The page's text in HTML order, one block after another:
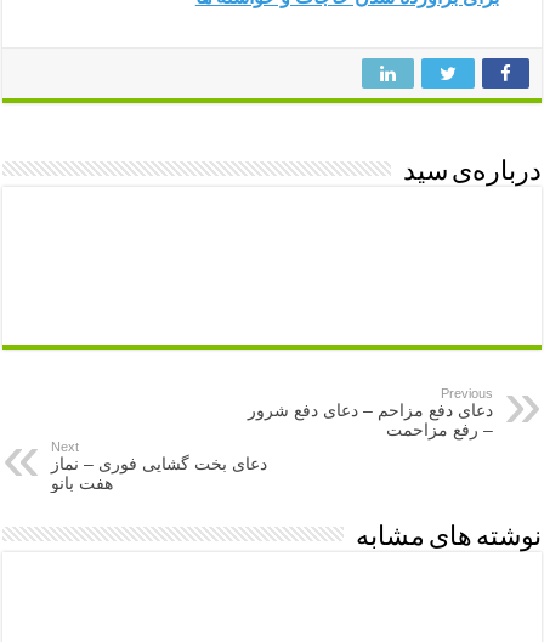
درباره‌ی سید
Previous
دعای دفع مزاحم – دعای دفع شرور
– رفع مزاحمت
Next
دعای بخت گشایی فوری – نماز
هفت بانو
نوشته های مشابه